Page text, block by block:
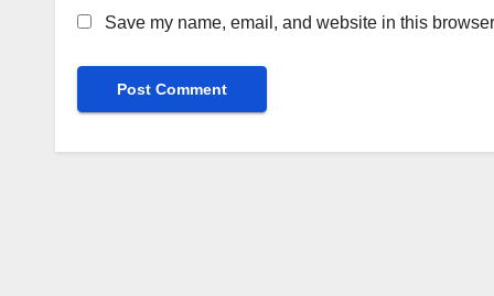
Save my name, email, and website in this